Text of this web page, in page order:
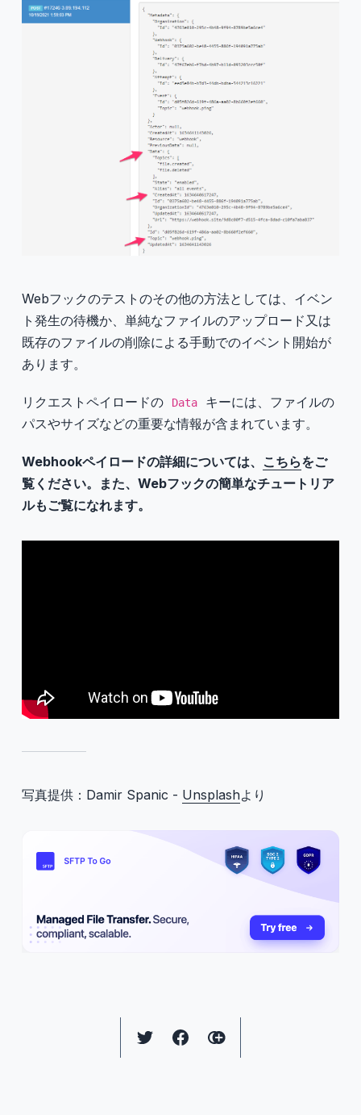
Webフックのテストのその他の方法としては、イベン
ト発生の待機か、単純なファイルのアップロード又は
既存のファイルの削除による手動でのイベント開始が
あります。
リクエストペイロードの Data
キーには、ファイルの
パスやサイズなどの重要な情報が含まれています。
Webhookペイロードの詳細については、 こちらをご
覧ください。また、Webフックの簡単なチュートリア
ルもご覧になれます。
写真提供：Damir Spanic - Unsplashより